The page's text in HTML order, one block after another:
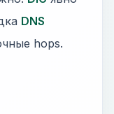
DNS
hops.